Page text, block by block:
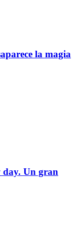
la magia
day. Un gran